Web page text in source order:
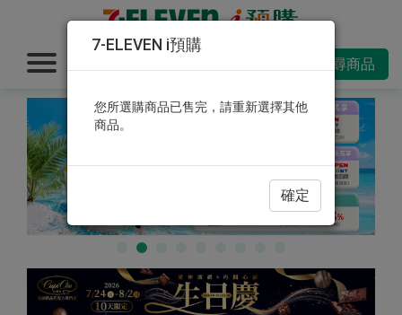
搜尋商品
7-ELEVEN i預購
您所選購商品已售完，請重新選擇其他
商品。
確定